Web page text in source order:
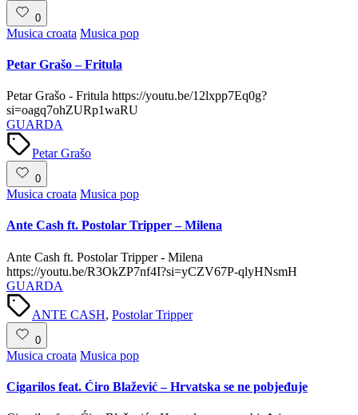
0
Posted
Musica croata Musica pop
Petar Grašo – Fritula
Petar Grašo - Fritula https://youtu.be/12lxpp7Eq0g?
si=oagq7ohZURp1waRU
GUARDA
Tags:
Petar Grašo
0
Posted
Musica croata Musica pop
Ante Cash ft. Postolar Tripper – Milena
Ante Cash ft. Postolar Tripper - Milena
https://youtu.be/R3OkZP7nf4I?si=yCZV67P-qlyHNsmH
GUARDA
Tags:
ANTE CASH, Postolar Tripper
0
Posted
Musica croata Musica pop
Cigarilos feat. Ćiro Blažević – Hrvatska se ne pobjeđuje